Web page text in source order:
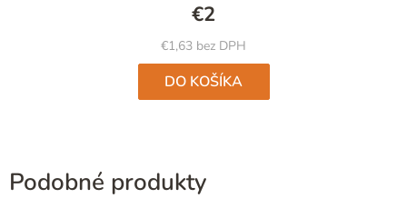
€1,63 bez DPH
€2
DO KOŠÍKA
Podobné produkty